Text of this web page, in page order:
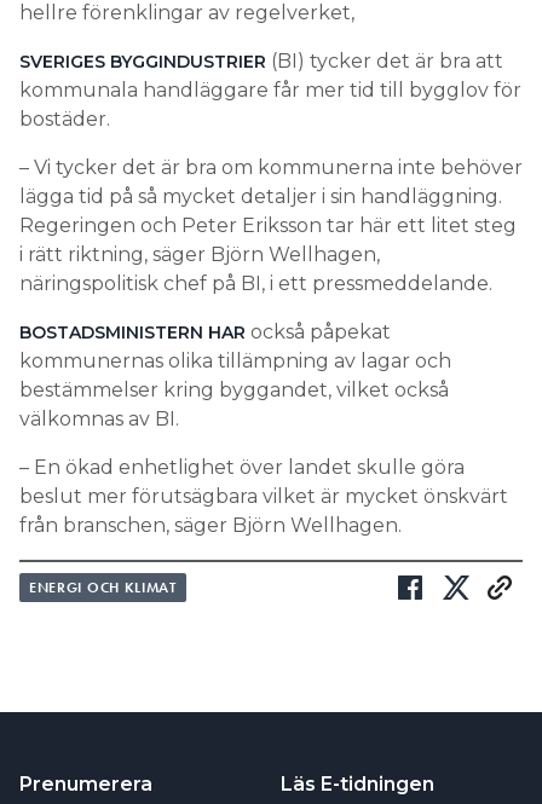
hellre förenklingar av regelverket,
SVERIGES BYGGINDUSTRIER (BI) tycker det är bra att
kommunala handläggare får mer tid till bygglov för
bostäder.
– Vi tycker det är bra om kommunerna inte behöver
lägga tid på så mycket detaljer i sin handläggning.
Regeringen och Peter Eriksson tar här ett litet steg
i rätt riktning, säger Björn Wellhagen,
näringspolitisk chef på BI, i ett pressmeddelande.
BOSTADSMINISTERN HAR också påpekat
kommunernas olika tillämpning av lagar och
bestämmelser kring byggandet, vilket också
välkomnas av BI.
– En ökad enhetlighet över landet skulle göra
beslut mer förutsägbara vilket är mycket önskvärt
från branschen, säger Björn Wellhagen.
ENERGI OCH KLIMAT
Prenumerera Läs E-tidningen